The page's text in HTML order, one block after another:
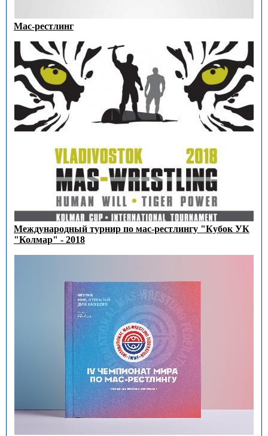
Мас-рестлинг
Международный турнир по мас-рестлингу "Кубок УК
"Колмар" - 2018